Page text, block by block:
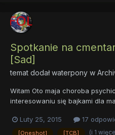
Spotkanie na
[Sad]
temat dodałwaterpony w
Witam Oto maja choroba
interesowaniu się bajkami dla
sobą ). Ale już starczy tego
dzieło: https://drive.google.com/
Luty 25, 2015 17
[Oneshot] [TCB] (i 1